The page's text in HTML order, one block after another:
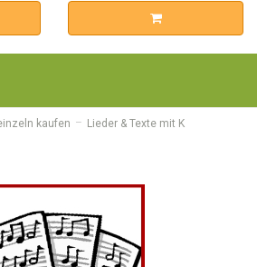
kaufen Lieder & Texte mit K